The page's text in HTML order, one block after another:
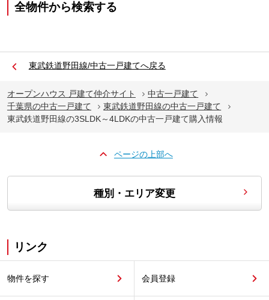
全物件から検索する
東武鉄道野田線/中古一戸建てへ戻る
オープンハウス 戸建て仲介サイト
中古一戸建て
千葉県の中古一戸建て
東武鉄道野田線の中古一戸建て
東武鉄道野田線の3SLDK～4LDKの中古一戸建て購入情報
ページの上部へ
種別・エリア変更
リンク
物件を探す 会員登録